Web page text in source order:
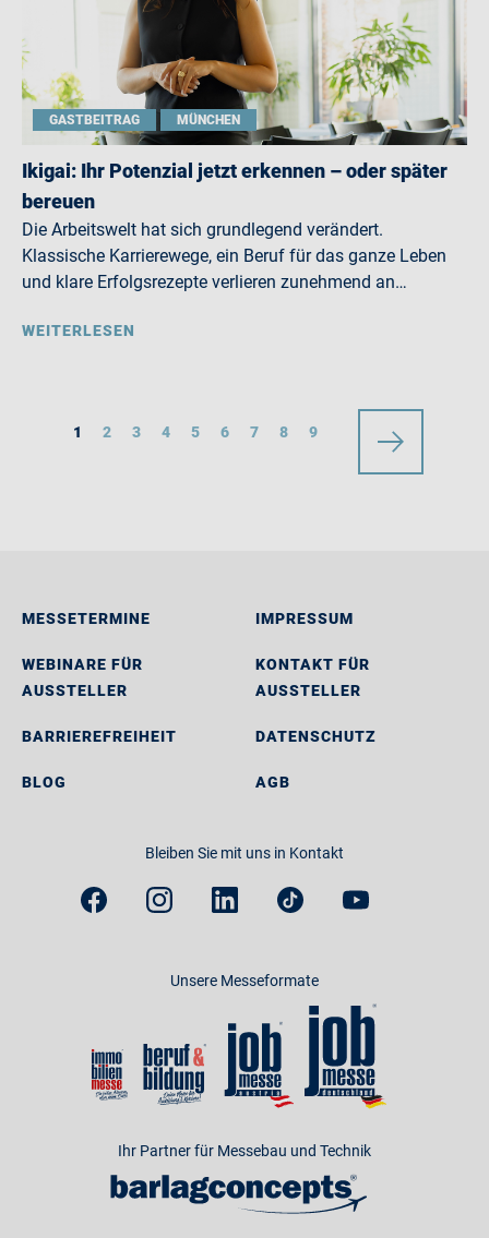
GASTBEITRAG MÜNCHEN
Ikigai: Ihr Potenzial jetzt erkennen – oder später
bereuen
Die Arbeitswelt hat sich grundlegend verändert.
Klassische Karrierewege, ein Beruf für das ganze Leben
und klare Erfolgsrezepte verlieren zunehmend an…
WEITERLESEN
1 2 3 4 5 6 7 8 9
MESSETERMINE
WEBINARE FÜR
AUSSTELLER
BARRIEREFREIHEIT
BLOG
IMPRESSUM
KONTAKT FÜR
AUSSTELLER
DATENSCHUTZ
AGB
Bleiben Sie mit uns in Kontakt
Unsere Messeformate
Ihr Partner für Messebau und Technik